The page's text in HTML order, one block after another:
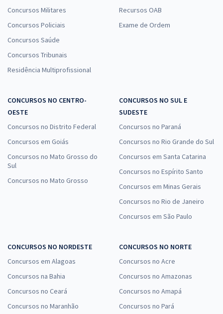
Concursos Militares
Concursos Policiais
Concursos Saúde
Concursos Tribunais
Residência Multiprofissional
Recursos OAB
Exame de Ordem
CONCURSOS NO CENTRO-
OESTE
Concursos no Distrito Federal
Concursos em Goiás
Concursos no Mato Grosso do
Sul
Concursos no Mato Grosso
CONCURSOS NO SUL E
SUDESTE
Concursos no Paraná
Concursos no Rio Grande do Sul
Concursos em Santa Catarina
Concursos no Espírito Santo
Concursos em Minas Gerais
Concursos no Rio de Janeiro
Concursos em São Paulo
CONCURSOS NO NORDESTE
Concursos em Alagoas
Concursos na Bahia
Concursos no Ceará
Concursos no Maranhão
CONCURSOS NO NORTE
Concursos no Acre
Concursos no Amazonas
Concursos no Amapá
Concursos no Pará